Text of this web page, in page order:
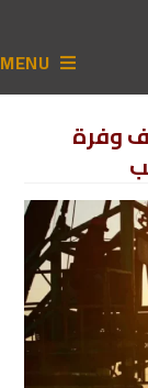
MENU
وفرة